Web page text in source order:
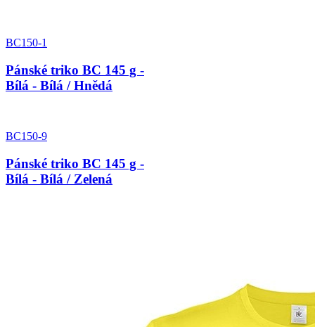
BC150-1
Pánské triko BC 145 g -
Bílá - Bílá / Hnědá
BC150-9
Pánské triko BC 145 g -
Bílá - Bílá / Zelená